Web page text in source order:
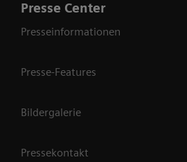
Presse Center
Presseinformationen
Presse-Features
Bildergalerie
Pressekontakt